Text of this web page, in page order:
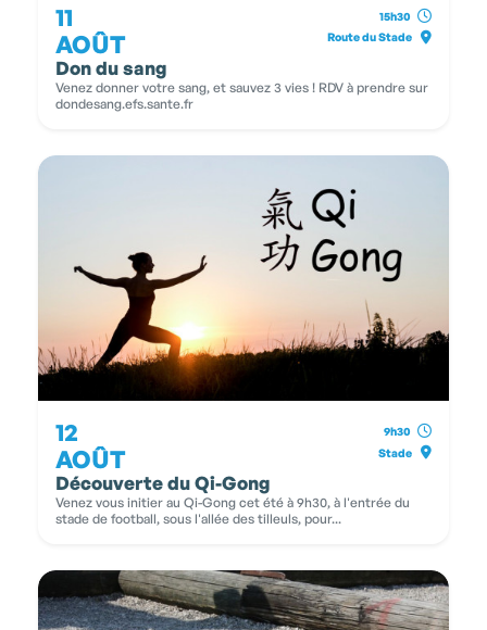
11
AOÛT
15h30
Route du Stade
Don du sang
Venez donner votre sang, et sauvez 3 vies ! RDV à prendre sur
dondesang.efs.sante.fr
12
AOÛT
9h30
Stade
Découverte du Qi-Gong
Venez vous initier au Qi-Gong cet été à 9h30, à l'entrée du
stade de football, sous l'allée des tilleuls, pour...